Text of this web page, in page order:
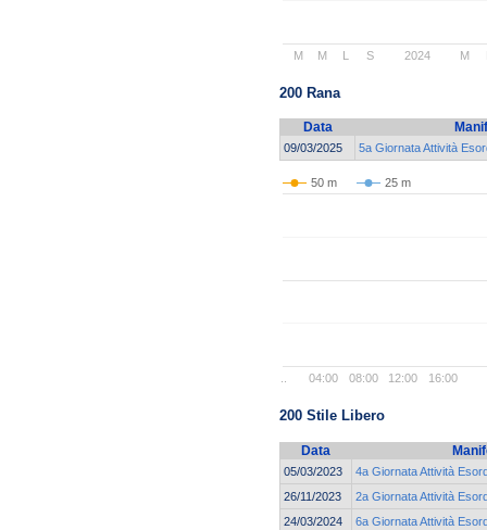
2024
M M L S M
200 Rana
Data
09/03/2025 5a Giornata Attività
50 m 25 m
04:00 08:00 12:00 16:00
200 Stile Libero
Data
05/03/2023
4a Giornata Attività
26/11/2023
2a Giornata Attività
24/03/2024
6a Giornata Attività